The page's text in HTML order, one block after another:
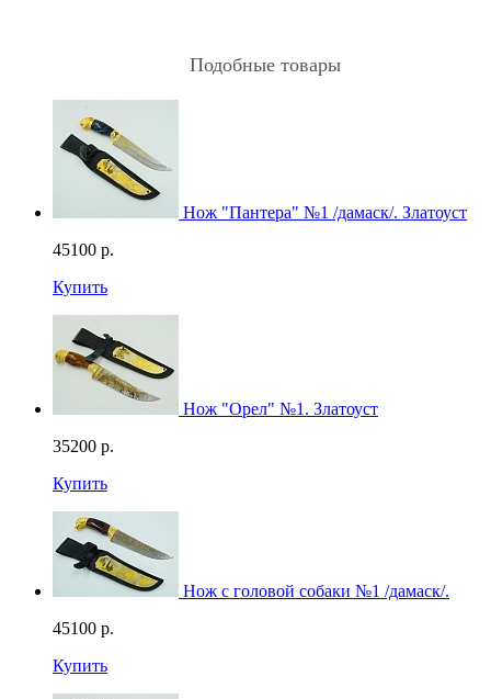
Подобные товары
Нож "Пантера" №1 /дамаск/. Златоуст
45100 р.
Купить
Нож "Орел" №1. Златоуст
35200 р.
Купить
Нож с головой собаки №1 /дамаск/.
45100 р.
Купить